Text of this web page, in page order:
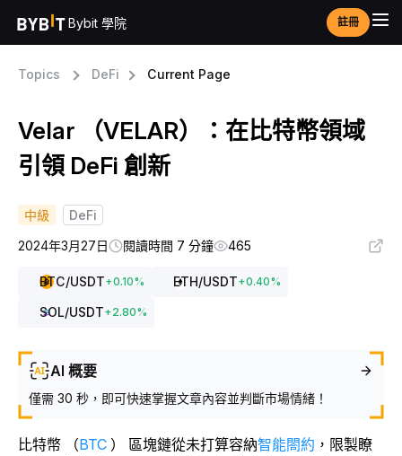
Bybit 學院 註冊
Topics DeFi Current Page
Velar （VELAR）：在比特幣領域
引領 DeFi 創新
中級
DeFi
2024年3月27日
閱讀時間 7 分鐘 465
BTC/USDT+0.10% ETH/USDT+0.40%
SOL/USDT+2.80%
AI 概要
僅需 30 秒，即可快速掌握文章內容並判斷市場情緒！
比特幣 （BTC ） 區塊鏈從未打算容納智能閤約 ，限製瞭